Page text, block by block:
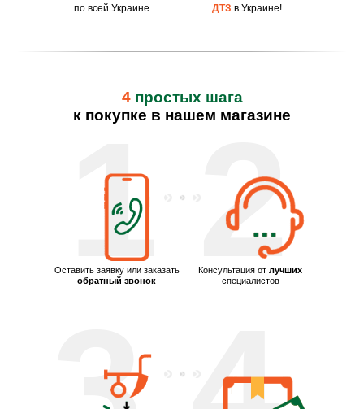
по всей Украине
ДТЗ в Украине!
1 2
Оставить заявку или заказать
обратный звонок
Консультация от лучших
специалистов
4 простых шага
к покупке в нашем магазине